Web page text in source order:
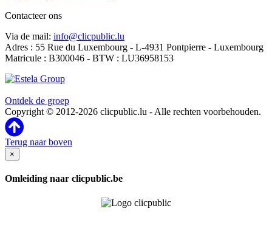
Contacteer ons
Via de mail: info@clicpublic.lu
Adres : 55 Rue du Luxembourg - L-4931 Pontpierre - Luxembourg
Matricule : B300046 - BTW : LU36958153
Ontdek de groep
Copyright © 2012-2026 clicpublic.lu - Alle rechten voorbehouden.
Terug naar boven
×
Omleiding naar clicpublic.be